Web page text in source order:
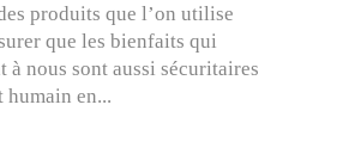
produits que l’on utilise
que les bienfaits qui
à nous sont aussi sécuritaires
humain en